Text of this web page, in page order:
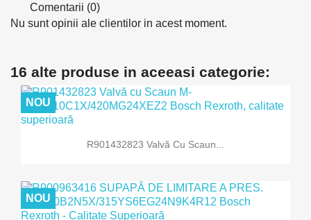
Comentarii (0)
Nu sunt opinii ale clientilor in acest moment.
16 alte produse in aceeasi categorie:
R901432823 Valvă Cu Scaun...
NOU
NOU